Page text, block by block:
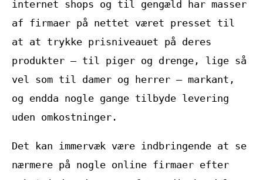
internet shops og til gengæld har masser
af firmaer på nettet været presset til
at at trykke prisniveauet på deres
produkter – til piger og drenge, lige så
vel som til damer og herrer – markant,
og endda nogle gange tilbyde levering
uden omkostninger.
Det kan immervæk være indbringende at se
nærmere på nogle online firmaer efter